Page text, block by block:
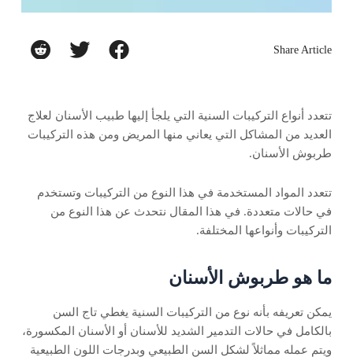
Share Article
تتعدد أنواع التركيبات السنية التي يلجأ إليها طبيب الأسنان لعلاج
العديد من المشاكل التي يعاني منها المريض ومن هذه التركيبات
طربوش الأسنان.
تتعدد المواد المستخدمة في هذا النوع من التركيبات وتستخدم
في حالات متعددة. في هذا المقال نتحدث عن هذا النوع من
التركيبات وأنواعها المختلفة.
ما هو طربوش الأسنان
يمكن تعريفه بأنه نوع من التركيبات السنية يغطي تاج السن
بالكامل في حالات التدمير الشديد للأسنان أو الأسنان المكسورة،
ويتم عمله مماثلاً لشكل السن الطبيعي وبدرجات اللون الطبيعية